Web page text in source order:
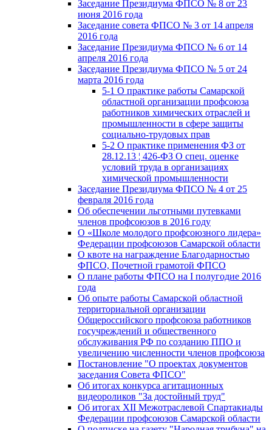
Заседание Президиума ФПСО № 8 от 23
июня 2016 года
Заседание совета ФПСО № 3 от 14 апреля
2016 года
Заседание Президиума ФПСО № 6 от 14
апреля 2016 года
Заседание Президиума ФПСО № 5 от 24
марта 2016 года
5-1 О практике работы Самарской
областной организации профсоюза
работников химических отраслей и
промышленности в сфере защиты
социально-трудовых прав
5-2 О практике применения ФЗ от
28.12.13 ¦ 426-ФЗ О спец. оценке
условий труда в организациях
химической промышленности
Заседание Президиума ФПСО № 4 от 25
февраля 2016 года
Об обеспечении льготными путевками
членов профсоюзов в 2016 году
О «Школе молодого профсоюзного лидера»
Федерации профсоюзов Самарской области
О квоте на награждение Благодарностью
ФПСО, Почетной грамотой ФПСО
О плане работы ФПСО на I полугодие 2016
года
Об опыте работы Самарской областной
территориальной организации
Общероссийского профсоюза работников
госучреждений и общественного
обслуживания РФ по созданию ППО и
увеличению численности членов профсоюза
Постановление "О проектах документов
заседания Совета ФПСО"
Об итогах конкурса агитационных
видеороликов "За достойный труд"
Об итогах XII Межотраслевой Спартакиады
Федерации профсоюзов Самарской области